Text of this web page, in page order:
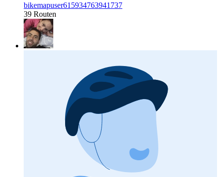
bikemapuser615934763941737
39 Routen